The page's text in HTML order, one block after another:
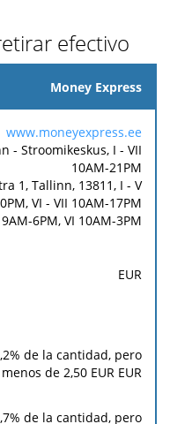
efectivo
Tarifa
de
retiro
de
efectivo
**
Money Express
www.moneyexpress.ee
- Stroomikeskus, I - VII
10AM-21PM
1, Tallinn, 13811, I - V
VI - VII 10AM-17PM
6PM, VI 10AM-3PM
EUR
% de la cantidad, pero
de 2,50 EUR EUR
% de la cantidad, pero